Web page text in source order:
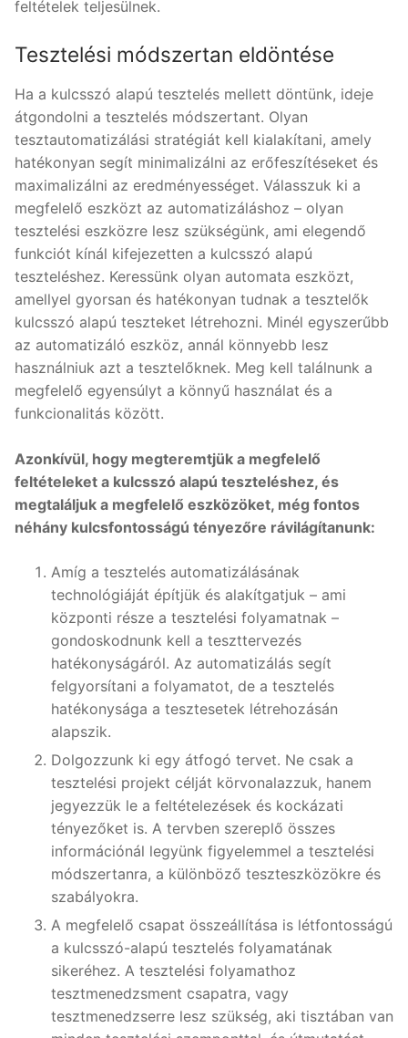
feltételek teljesülnek.
Tesztelési módszertan eldöntése
Ha a kulcsszó alapú tesztelés mellett döntünk, ideje
átgondolni a tesztelés módszertant. Olyan
tesztautomatizálási stratégiát kell kialakítani, amely
hatékonyan segít minimalizálni az erőfeszítéseket és
maximalizálni az eredményességet. Válasszuk ki a
megfelelő eszközt az automatizáláshoz – olyan
tesztelési eszközre lesz szükségünk, ami elegendő
funkciót kínál kifejezetten a kulcsszó alapú
teszteléshez. Keressünk olyan automata eszközt,
amellyel gyorsan és hatékonyan tudnak a tesztelők
kulcsszó alapú teszteket létrehozni. Minél egyszerűbb
az automatizáló eszköz, annál könnyebb lesz
használniuk azt a tesztelőknek. Meg kell találnunk a
megfelelő egyensúlyt a könnyű használat és a
funkcionalitás között.
Azonkívül, hogy megteremtjük a megfelelő
feltételeket a kulcsszó alapú teszteléshez, és
megtaláljuk a megfelelő eszközöket, még fontos
néhány kulcsfontosságú tényezőre rávilágítanunk:
Amíg a tesztelés automatizálásának
technológiáját építjük és alakítgatjuk – ami
központi része a tesztelési folyamatnak –
gondoskodnunk kell a teszttervezés
hatékonyságáról. Az automatizálás segít
felgyorsítani a folyamatot, de a tesztelés
hatékonysága a tesztesetek létrehozásán
alapszik.
Dolgozzunk ki egy átfogó tervet. Ne csak a
tesztelési projekt célját körvonalazzuk, hanem
jegyezzük le a feltételezések és kockázati
tényezőket is. A tervben szereplő összes
információnál legyünk figyelemmel a tesztelési
módszertanra, a különböző teszteszközökre és
szabályokra.
A megfelelő csapat összeállítása is létfontosságú
a kulcsszó-alapú tesztelés folyamatának
sikeréhez. A tesztelési folyamathoz
tesztmenedzsment csapatra, vagy
tesztmenedzserre lesz szükség, aki tisztában van